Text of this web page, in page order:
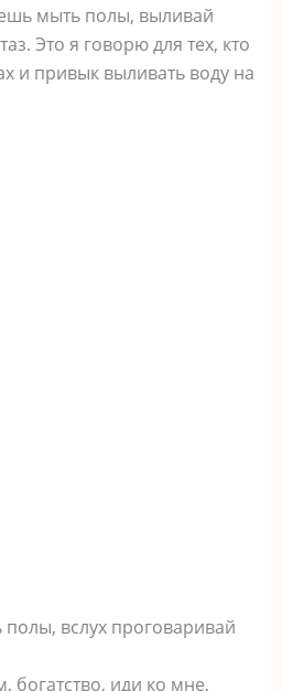
мыть полы, выливай
Это я говорю для тех, кто
и привык выливать воду на
вслух проговаривай
богатство, иди ко мне,